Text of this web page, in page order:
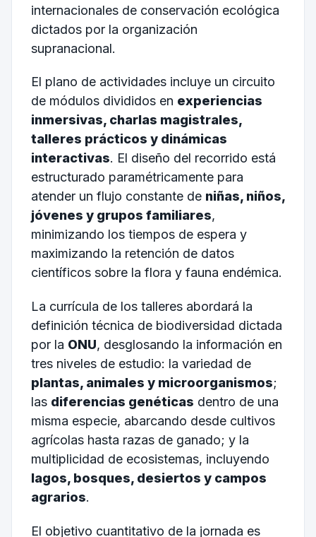
internacionales de conservación ecológica
dictados por la organización
supranacional.
El plano de actividades incluye un circuito
de módulos divididos en experiencias
inmersivas, charlas magistrales,
talleres prácticos y dinámicas
interactivas. El diseño del recorrido está
estructurado paramétricamente para
atender un flujo constante de niñas, niños,
jóvenes y grupos familiares,
minimizando los tiempos de espera y
maximizando la retención de datos
científicos sobre la flora y fauna endémica.
La currícula de los talleres abordará la
definición técnica de biodiversidad dictada
por la ONU, desglosando la información en
tres niveles de estudio: la variedad de
plantas, animales y microorganismos;
las diferencias genéticas dentro de una
misma especie, abarcando desde cultivos
agrícolas hasta razas de ganado; y la
multiplicidad de ecosistemas, incluyendo
lagos, bosques, desiertos y campos
agrarios.
El objetivo cuantitativo de la jornada es